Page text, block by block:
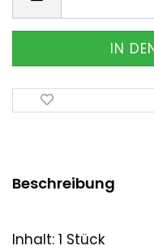
Beschreibung
Inhalt: 1 Stück